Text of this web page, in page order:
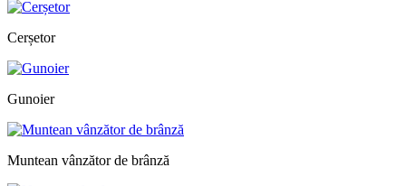
Cerșetor
Gunoier
Muntean vânzător de brânză